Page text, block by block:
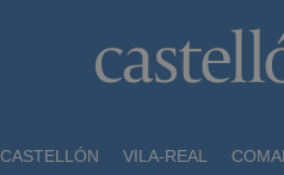
CASTELLÓN VILA-REAL